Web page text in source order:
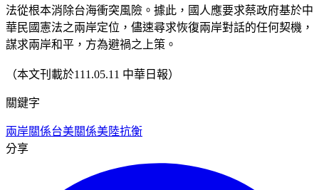
法從根本消除台海衝突風險。據此，國人應要求蔡政府基於中
華民國憲法之兩岸定位，儘速尋求恢復兩岸對話的任何契機，
謀求兩岸和平，方為避禍之上策。
（本文刊載於111.05.11 中華日報）
關鍵字
兩岸關係台美關係美陸抗衡
分享